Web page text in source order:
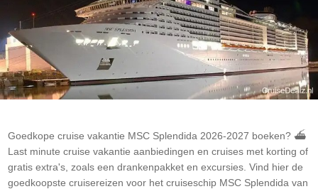
Goedkope cruise vakantie MSC Splendida 2026-2027 boeken? ⛴
Last minute cruise vakantie aanbiedingen en cruises met korting of
gratis extra's, zoals een drankenpakket en excursies. Vind hier de
goedkoopste cruisereizen voor het cruiseschip MSC Splendida van